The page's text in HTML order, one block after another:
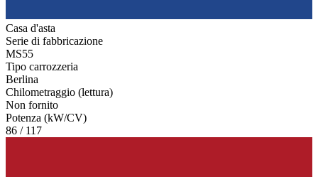
Casa d'asta
Serie di fabbricazione
MS55
Tipo carrozzeria
Berlina
Chilometraggio (lettura)
Non fornito
Potenza (kW/CV)
86 / 117